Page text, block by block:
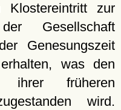
zur
Gesellschaft
Genesungszeit
was den
ihrer früheren
wird.